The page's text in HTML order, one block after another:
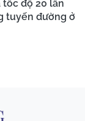
tốc độ 20 lần
tuyến đường ở